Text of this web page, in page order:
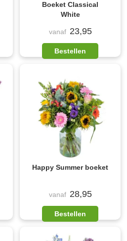
Boeket Classical
White
vanaf 23,95
Bestellen
Happy Summer boeket
vanaf 28,95
Bestellen